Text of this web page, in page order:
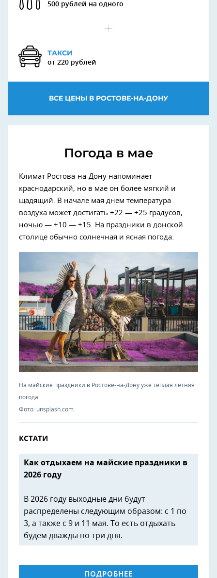
500 рублей на одного
ТАКСИ
от 220 рублей
ВСЕ ЦЕНЫ В РОСТОВЕ-НА-ДОНУ
Погода в мае
Климат Ростова-на-Дону напоминает
краснодарский, но в мае он более мягкий и
щадящий. В начале мая днем температура
воздуха может достигать +22 — +25 градусов,
ночью — +10 — +15. На праздники в донской
столице обычно солнечная и ясная погода.
На майские праздники в Ростове-на-Дону уже теплая летняя
погода.
Фото: unsplash.com
КСТАТИ
Как отдыхаем на майские праздники в
2026 году
В 2026 году выходные дни будут
распределены следующим образом: с 1 по
3, а также с 9 и 11 мая. То есть отдыхать
будем дважды по три дня.
ПОДРОБНЕЕ